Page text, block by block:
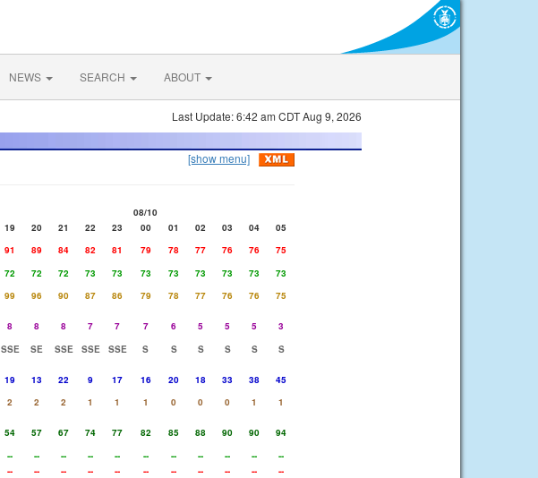
NEWS SEARCH ABOUT
Last Update: 6:42 am CDT Aug 9, 2026
[show menu]
08/10
19 20 21 22 23 00 01 02 03 04
05
91 89 84 82 81 79 78 77 76 76
75
72 72 72 73 73 73 73 73 73 73
73
99 96 90 87 86 79 78 77 76 76
75
8 8 8 7 7 7 6 5 5 5
3
SSE SE SSE SSE SSE S S S S S
S
19 13 22 9 17 16 20 18 33 38
45
2 2 2 1 1 1 0 0 0 1
1
54 57 67 74 77 82 85 88 90 90
94
-- -- -- -- -- -- -- -- -- --
--
-- -- -- -- -- -- -- -- -- -- --